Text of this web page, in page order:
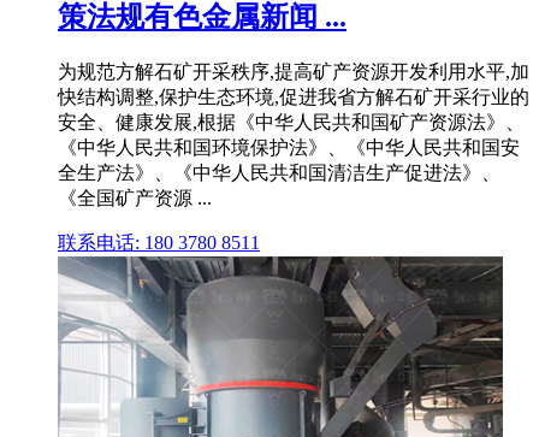
策法规有色金属新闻 ...
为规范方解石矿开采秩序,提高矿产资源开发利用水平,加
快结构调整,保护生态环境,促进我省方解石矿开采行业的
安全、健康发展,根据《中华人民共和国矿产资源法》、
《中华人民共和国环境保护法》、《中华人民共和国安
全生产法》、《中华人民共和国清洁生产促进法》、
《全国矿产资源 ...
联系电话: 180 3780 8511